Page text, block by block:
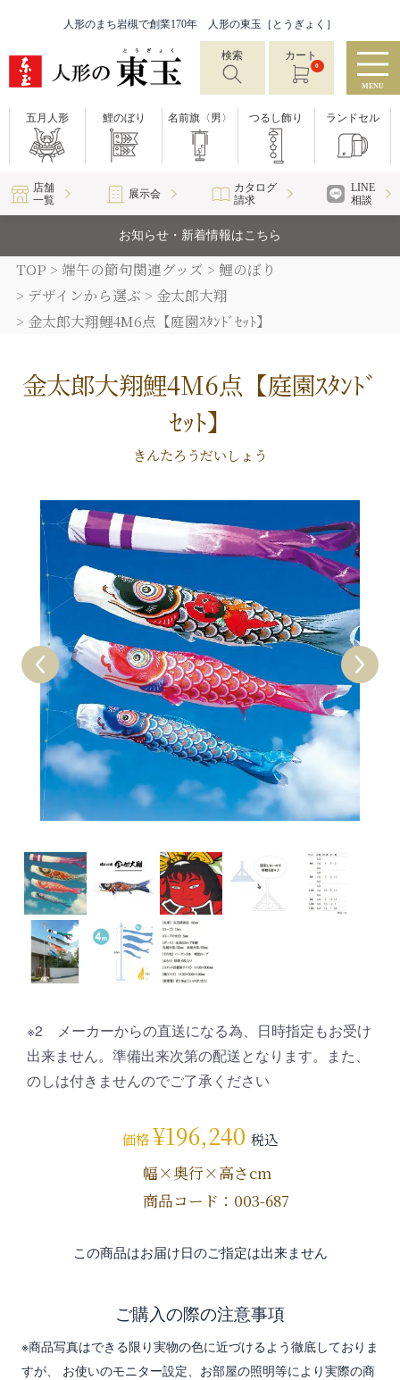
人形のまち岩槻で創業170年 人形の東玉［とうぎょく］
検索 カート
0
MENU
五月人形 鯉のぼり 名前旗〈男〉 つるし飾り ランドセル
店舗
一覧
展示会
カタログ
請求
LINE
相談
お知らせ・新着情報はこちら
TOP 端午の節句関連グッズ
鯉のぼり
デザインから選ぶ
金太郎大翔
金太郎大翔鯉4M6点【庭園ｽﾀﾝﾄﾞｾｯﾄ】
金太郎大翔鯉4M6点【庭園ｽﾀﾝﾄﾞ
ｾｯﾄ】
きんたろうだいしょう
※2 メーカーからの直送になる為、日時指定もお受け
出来ません。準備出来次第の配送となります。また、
のしは付きませんのでご了承ください
価格¥196,240 税込
幅×奥行×高さcm
商品コード：003-687
この商品はお届け日のご指定は出来ません
ご購入の際の注意事項
※商品写真はできる限り実物の色に近づけるよう徹底しておりま
すが、 お使いのモニター設定、お部屋の照明等により実際の商